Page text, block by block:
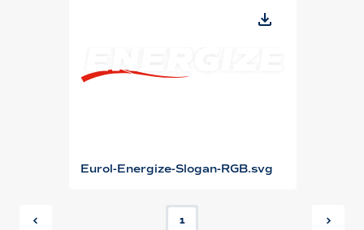
Eurol-Energize-Slogan-RGB.svg
1